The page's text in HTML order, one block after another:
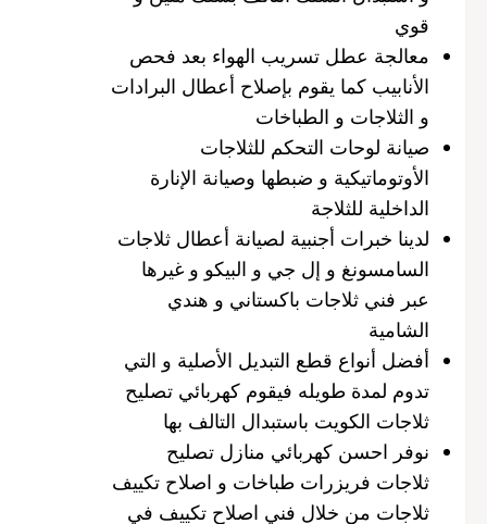
قوي
معالجة عطل تسريب الهواء بعد فحص
الأنابيب كما يقوم بإصلاح أعطال البرادات
و الثلاجات و الطباخات
صيانة لوحات التحكم للثلاجات
الأوتوماتيكية و ضبطها وصيانة الإنارة
الداخلية للثلاجة
لدينا خبرات أجنبية لصيانة أعطال ثلاجات
السامسونغ و إل جي و البيكو و غيرها
عبر فني ثلاجات باكستاني و هندي
الشامية
أفضل أنواع قطع التبديل الأصلية و التي
تدوم لمدة طويله فيقوم كهربائي تصليح
ثلاجات الكويت باستبدال التالف بها
نوفر احسن كهربائي منازل تصليح
ثلاجات فريزرات طباخات و اصلاح تكييف
ثلاجات من خلال فني اصلاح تكييف في